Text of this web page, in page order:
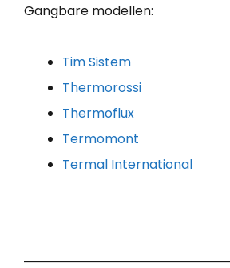
Gangbare modellen:
Tim Sistem
Thermorossi
Thermoflux
Termomont
Termal International